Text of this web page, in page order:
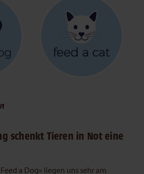
schenkt Tieren in Not eine
a Dog« liegen uns sehr am